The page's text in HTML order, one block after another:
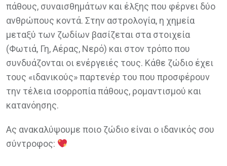
πάθους, συναισθημάτων και έλξης που φέρνει δύο
ανθρώπους κοντά. Στην αστρολογία, η χημεία
μεταξύ των ζωδίων βασίζεται στα στοιχεία
(Φωτιά, Γη, Αέρας, Νερό) και στον τρόπο που
συνδυάζονται οι ενέργειές τους. Κάθε ζώδιο έχει
τους «ιδανικούς» παρτενέρ του που προσφέρουν
την τέλεια ισορροπία πάθους, ρομαντισμού και
κατανόησης.
Ας ανακαλύψουμε ποιο ζώδιο είναι ο ιδανικός σου
σύντροφος: